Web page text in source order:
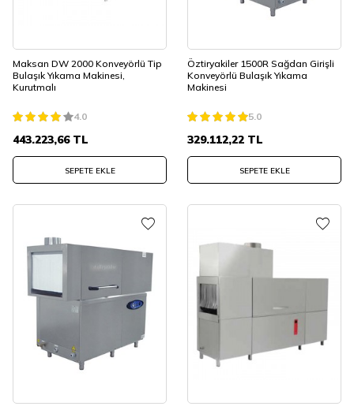
Maksan DW 2000 Konveyörlü Tip
Bulaşık Yıkama Makinesi,
Kurutmalı
4.0
443.223,66TL
SEPETE EKLE
Öztiryakiler 1500R Sağdan Girişli
Konveyörlü Bulaşık Yıkama
Makinesi
5.0
329.112,22 TL
SEPETE EKLE